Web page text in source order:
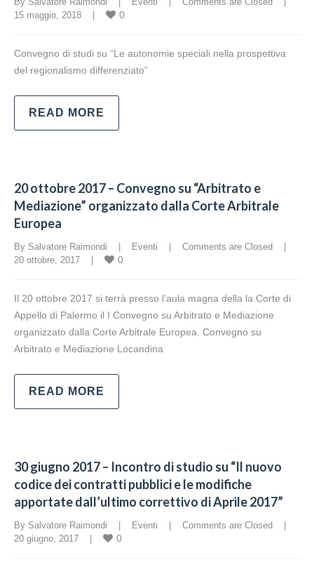
15 maggio, 2018    |
0
Convegno di studi su “Le autonomie speciali nella prospettiva
del regionalismo differenziato”
READ MORE
20 ottobre 2017 – Convegno su “Arbitrato e
Mediazione” organizzato dalla Corte Arbitrale
Europea
By Salvatore Raimondi    | Eventi Comments are Closed
20 ottobre, 2017    |
0
Il 20 ottobre 2017 si terrà presso l’aula magna della la Corte di
Appello di Palermo il I Convegno su Arbitrato e Mediazione
organizzato dalla Corte Arbitrale Europea. Convegno su
Arbitrato e Mediazione Locandina
READ MORE
30 giugno 2017 – Incontro di studio su “Il nuovo
codice dei contratti pubblici e le modifiche
apportate dall’ultimo correttivo di Aprile 2017”
By Salvatore Raimondi    | Eventi Comments are Closed
20 giugno, 2017    |
0